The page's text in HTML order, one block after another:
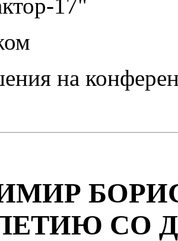
17"
на
ЛЕТИЮ СО